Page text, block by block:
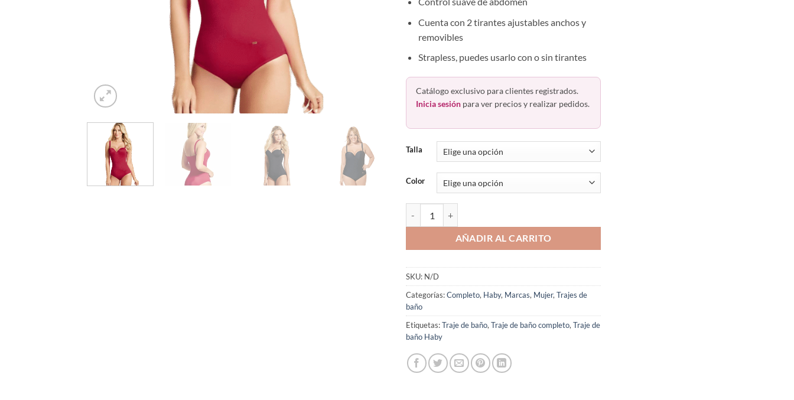
Cuenta con 2 tirantes ajustables anchos y
removibles
Strapless, puedes usarlo con o sin tirantes
Catálogo exclusivo para clientes registrados.
Inicia sesión para ver precios y realizar pedidos.
Talla
Color
AÑADIR AL CARRITO
SKU: N/D
Categorías:Completo, Haby, Marcas, Mujer, Trajes de
baño
Etiquetas:Traje de baño, Traje de baño completo, Traje de
baño Haby